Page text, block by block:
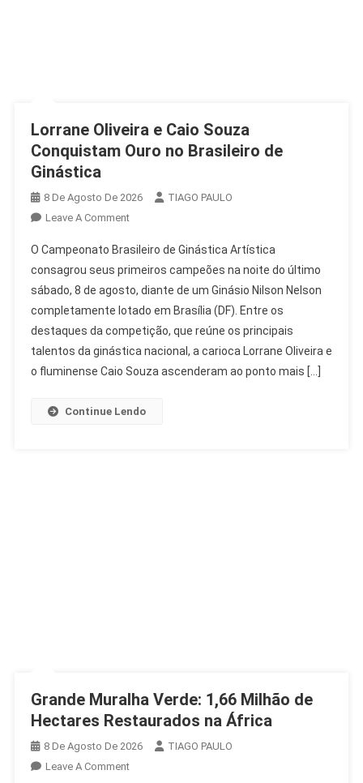
Lorrane Oliveira e Caio Souza
Conquistam Ouro no Brasileiro de
Ginástica
8 De Agosto De 2026
TIAGO PAULO
Leave A CommentOn
Oliveira
E
Caio
Souza
Conquistam
Ouro
No
O Campeonato Brasileiro de Ginástica Artística
consagrou seus primeiros campeões na noite do último
sábado, 8 de agosto, diante de um Ginásio Nilson Nelson
completamente lotado em Brasília (DF). Entre os
destaques da competição, que reúne os principais
talentos da ginástica nacional, a carioca Lorrane Oliveira e
o fluminense Caio Souza ascenderam ao ponto mais […]
Continue Lendo
Grande Muralha Verde: 1,66 Milhão de
Hectares Restaurados na África
8 De Agosto De 2026
TIAGO PAULO
Leave A CommentOn